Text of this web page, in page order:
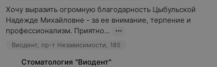
Хочу выразить огромную благодарность Цыбульской
Надежде Михайловне - за ее внимание, терпение и
профессионализм. Приятно...
Виодент, пр-т Независимости, 185
Стоматология "Виодент"